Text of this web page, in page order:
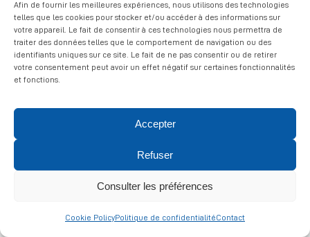
Afin de fournir les meilleures expériences, nous utilisons des technologies
telles que les cookies pour stocker et/ou accéder à des informations sur
votre appareil. Le fait de consentir à ces technologies nous permettra de
traiter des données telles que le comportement de navigation ou des
identifiants uniques sur ce site. Le fait de ne pas consentir ou de retirer
votre consentement peut avoir un effet négatif sur certaines fonctionnalités
et fonctions.
Accepter
Refuser
Consulter les préférences
Cookie PolicyPolitique de confidentialitéContact
© 2026 ALIS | All rights reserved
légales